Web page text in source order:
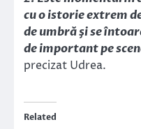
cu o istorie extrem
de umbră şi se
de important pe
precizat Udrea.
Related